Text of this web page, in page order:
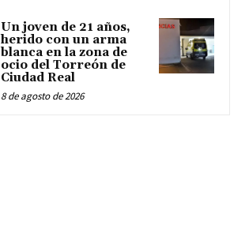
Un joven de 21 años,
herido con un arma
blanca en la zona de
ocio del Torreón de
Ciudad Real
8 de agosto de 2026